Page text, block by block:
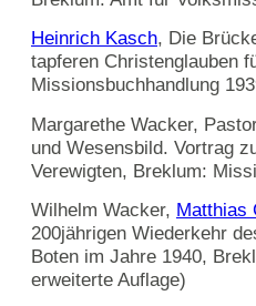
Heinrich Kasch, Die
tapferen Christenglauben
Missionsbuchhandlung
Margarethe Wacker,
und Wesensbild. Vortrag
Verewigten, Breklum:
Wilhelm Wacker, Matthias
200jährigen Wiederkehr
Boten im Jahre 1940,
erweiterte Auflage)